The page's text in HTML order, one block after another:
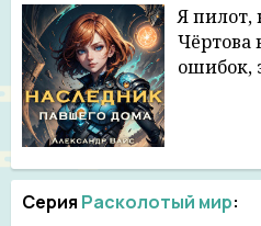
Наследник павшего дома.
Наследник павшего дома.
Наследник павшего дома.
Наследник павшего дома.
Наследник павшего дома.
Наследник павшего дома.
Я пилот,
Чёртова
ошибок,
Серия Расколотый мир: